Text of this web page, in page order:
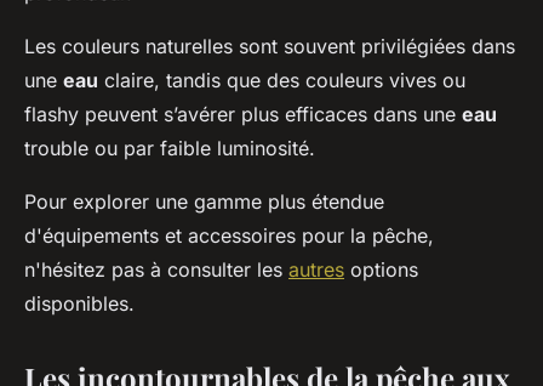
Les couleurs naturelles sont souvent privilégiées dans
une eau claire, tandis que des couleurs vives ou
flashy peuvent s’avérer plus efficaces dans une eau
trouble ou par faible luminosité.
Pour explorer une gamme plus étendue
d'équipements et accessoires pour la pêche,
n'hésitez pas à consulter les autres options
disponibles.
Les incontournables de la pêche aux